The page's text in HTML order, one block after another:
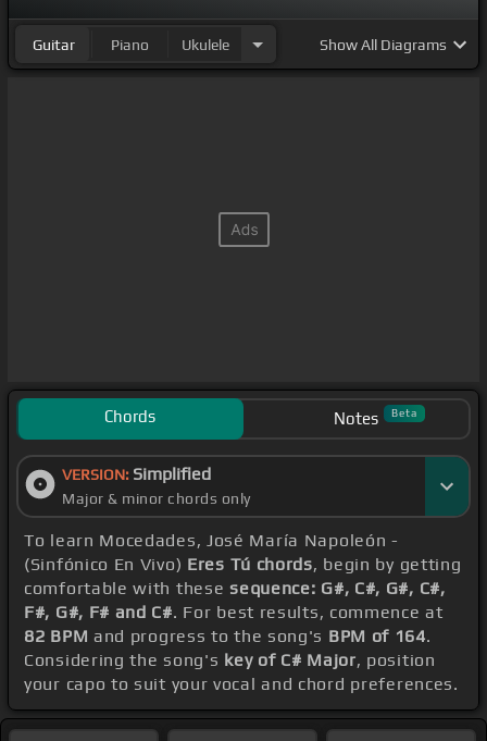
Guitar Piano Ukulele ShowAll Diagrams
Chords Notes Beta
VERSION: Simplified
Major & minor chords only
To learn Mocedades, José María Napoleón -
(Sinfónico En Vivo) Eres Tú chords, begin by getting
comfortable with thesesequence: G#, C#, G#, C#,
F#, G#, F# and C#. For best results, commence at
82 BPM and progress to the song's BPM of 164.
Considering the song's key of C# Major, position
your capo to suit your vocal and chord preferences.